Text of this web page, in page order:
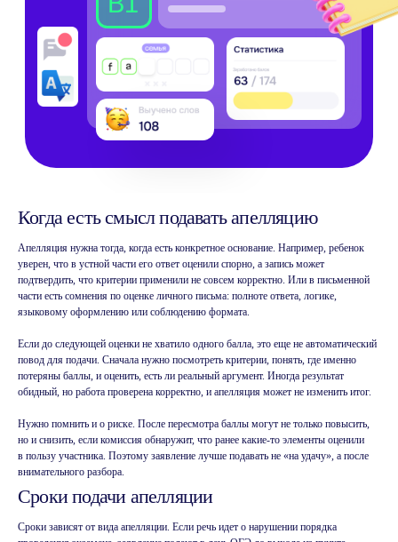
Когда есть смысл подавать апелляцию
Апелляция нужна тогда, когда есть конкретное основание. Например, ребенок
уверен, что в устной части его ответ оценили спорно, а запись может
подтвердить, что критерии применили не совсем корректно. Или в письменной
части есть сомнения по оценке личного письма: полноте ответа, логике,
языковому оформлению или соблюдению формата.
Если до следующей оценки не хватило одного балла, это еще не автоматический
повод для подачи. Сначала нужно посмотреть критерии, понять, где именно
потеряны баллы, и оценить, есть ли реальный аргумент. Иногда результат
обидный, но работа проверена корректно, и апелляция может не изменить итог.
Нужно помнить и о риске. После пересмотра баллы могут не только повысить,
но и снизить, если комиссия обнаружит, что ранее какие-то элементы оценили
в пользу участника. Поэтому заявление лучше подавать не «на удачу», а после
внимательного разбора.
Сроки подачи апелляции
Сроки зависят от вида апелляции. Если речь идет о нарушении порядка